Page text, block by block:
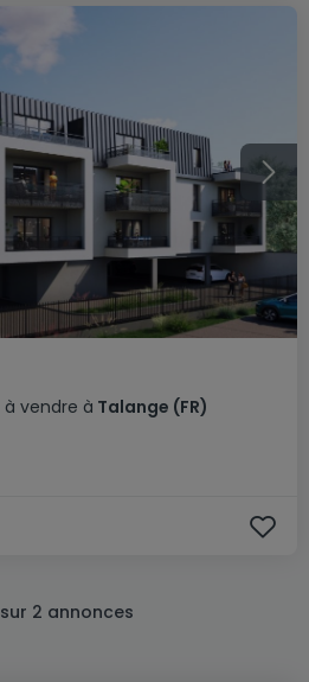
à vendre à Talange (FR)
sur 2 annonces